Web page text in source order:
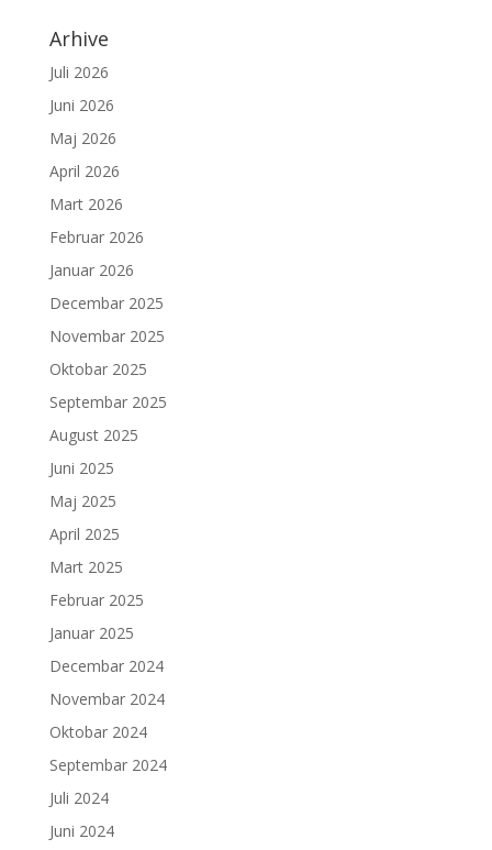
Arhive
Juli 2026
Juni 2026
Maj 2026
April 2026
Mart 2026
Februar 2026
Januar 2026
Decembar 2025
Novembar 2025
Oktobar 2025
Septembar 2025
August 2025
Juni 2025
Maj 2025
April 2025
Mart 2025
Februar 2025
Januar 2025
Decembar 2024
Novembar 2024
Oktobar 2024
Septembar 2024
Juli 2024
Juni 2024